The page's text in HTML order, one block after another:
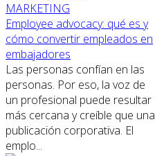
MARKETING
Employee advocacy: qué es y
cómo convertir empleados en
embajadores
Las personas confían en las
personas. Por eso, la voz de
un profesional puede resultar
más cercana y creíble que una
publicación corporativa. El
emplo...